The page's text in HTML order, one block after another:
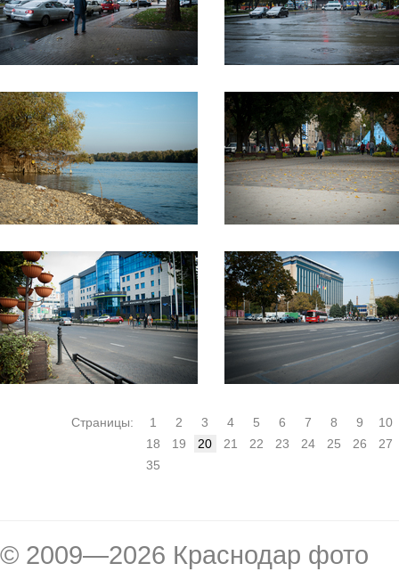
Страницы: 1 2 3 4 5 6 7 8 9
10
18
19 20 21 22 23 24 25 26
27
35
© 2009—2026 Краснодар фото